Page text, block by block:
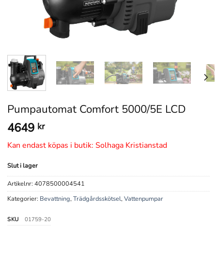
Pumpautomat Comfort 5000/5E LCD
4649 kr
Kan endast köpas i butik: Solhaga Kristianstad
Slut i lager
Artikelnr: 4078500004541
Kategorier: Bevattning,Trädgårdsskötsel,Vattenpumpar
SKU 01759-20